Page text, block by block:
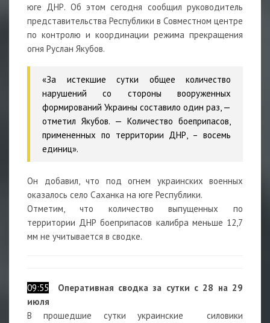
юге ДНР. Об этом сегодня сообщил руководитель
представительства Республики в Совместном центре
по контролю и координации режима прекращения
огня Руслан Якубов.
«За истекшие сутки общее количество
нарушений со стороны вооруженных
формирований Украины составило один раз, —
отметил Якубов. — Количество боеприпасов,
примененных по территории ДНР, – восемь
единиц».
Он добавил, что под огнем украинских военных
оказалось село Саханка на юге Республики.
Отметим, что количество выпущенных по
территории ДНР боеприпасов калибра меньше 12,7
мм не учитывается в сводке.
09:55
Оперативная сводка за сутки с 28 на 29
июля
В прошедшие сутки украинские силовики